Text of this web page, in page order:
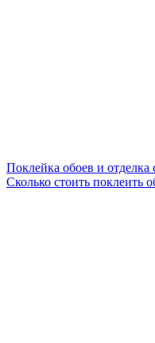
Поклейка обоев и отделка
Сколько стоить поклеить